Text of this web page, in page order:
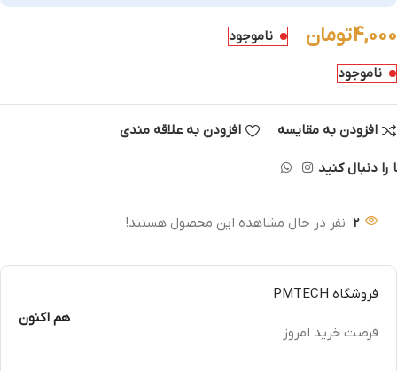
4,000تومان ناموجود
ناموجود
افزودن به مقایسه افزودن به علاقه مندی
را دنبال کنید
2 نفر در حال مشاهده این محصول هستند!
فروشگاه PMTECH
فرصت خرید امروز
هم اکنون